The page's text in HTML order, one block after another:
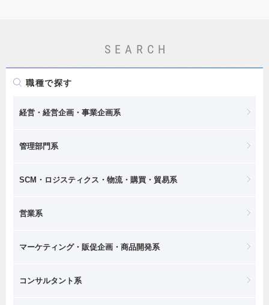
SEARCH
職種で探す
経営・経営企画・事業企画系
管理部門系
SCM・ロジスティクス・物流・購買・貿易系
営業系
マーケティング・販促企画・商品開発系
コンサルタント系